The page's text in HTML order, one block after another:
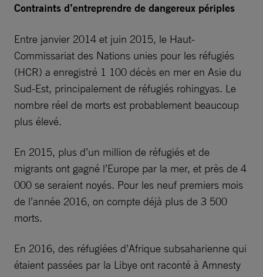
Contraints d’entreprendre de dangereux périples
Entre janvier 2014 et juin 2015, le Haut-
Commissariat des Nations unies pour les réfugiés
(HCR) a enregistré 1 100 décès en mer en Asie du
Sud-Est, principalement de réfugiés rohingyas. Le
nombre réel de morts est probablement beaucoup
plus élevé.
En 2015, plus d’un million de réfugiés et de
migrants ont gagné l’Europe par la mer, et près de 4
000 se seraient noyés. Pour les neuf premiers mois
de l’année 2016, on compte déjà plus de 3 500
morts.
En 2016, des réfugiées d’Afrique subsaharienne qui
étaient passées par la Libye ont raconté à Amnesty